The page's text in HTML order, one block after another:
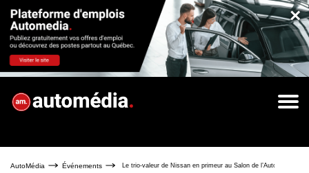
×
AutoMédia Événements Le trio-valeur de Nissan en primeur au Salon de l’Auto de